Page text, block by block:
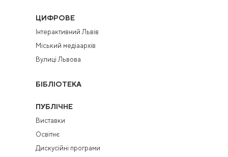
ЦИФРОВЕ
Інтерактивний Львів
Міський медіаархів
Вулиці Львова
БІБЛІОТЕКА
ПУБЛІЧНЕ
Виставки
Освітнє
Дискусійні програми